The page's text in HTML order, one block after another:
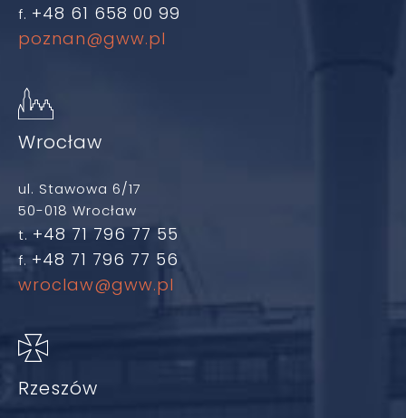
f. +48 61 658 00 99
poznan@gww.pl
Wrocław
ul. Stawowa 6/17
50-018 Wrocław
t. +48 71 796 77 55
f. +48 71 796 77 56
wroclaw@gww.pl
Rzeszów